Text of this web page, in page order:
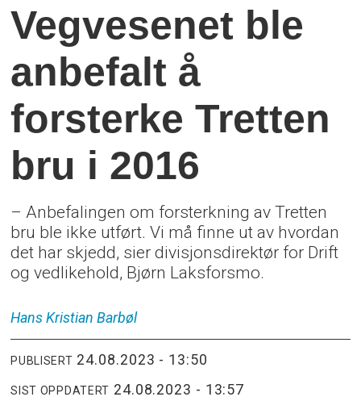
Vegvesenet ble
anbefalt å
forsterke Tretten
bru i 2016
– Anbefalingen om forsterkning av Tretten
bru ble ikke utført. Vi må finne ut av hvordan
det har skjedd, sier divisjonsdirektør for Drift
og vedlikehold, Bjørn Laksforsmo.
Hans Kristian Barbøl
PUBLISERT 24.08.2023 - 13:50
SIST OPPDATERT 24.08.2023 - 13:57